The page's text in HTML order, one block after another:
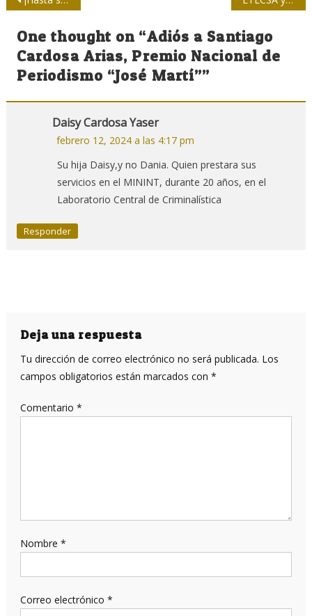
de
entradas
One thought on “Adiós a Santiago
Cardosa Arias, Premio Nacional de
Periodismo “José Martí””
Daisy Cardosa Yaser
febrero 12, 2024 a las 4:17 pm
Su hija Daisy,y no Dania. Quien prestara sus
servicios en el MININT, durante 20 años, en el
Laboratorio Central de Criminalística
Responder
Deja una respuesta
Tu dirección de correo electrónico no será publicada. Los
campos obligatorios están marcados con *
Comentario *
Nombre *
Correo electrónico *